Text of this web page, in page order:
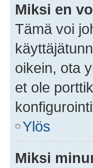
Miksi en
Tämä voi
oikein, ota
et ole
Ylös
Miksi